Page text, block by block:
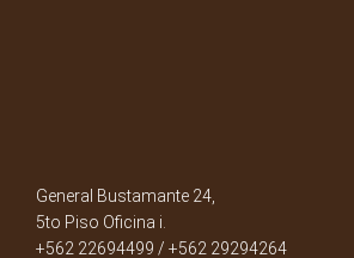
General Bustamante 24,
5to Piso Oficina i.
+562 22694499 / +562 29294264